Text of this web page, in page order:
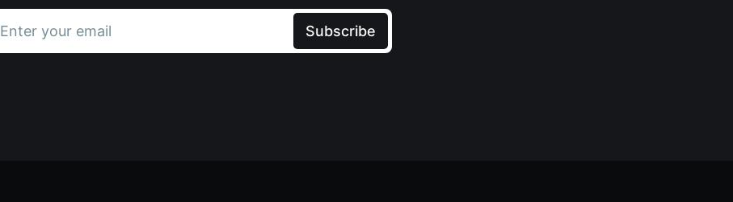
Enter your email Subscribe